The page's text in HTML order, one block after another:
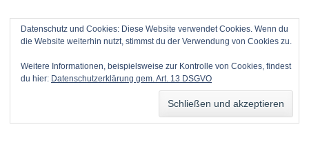
Datenschutz und Cookies: Diese Website verwendet Cookies. Wenn du
die Website weiterhin nutzt, stimmst du der Verwendung von Cookies zu.
Weitere Informationen, beispielsweise zur Kontrolle von Cookies, findest
du hier: Datenschutzerklärung gem. Art. 13 DSGVO